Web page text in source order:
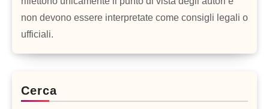
non devono essere interpretate come consigli legali o
ufficiali.
Cerca